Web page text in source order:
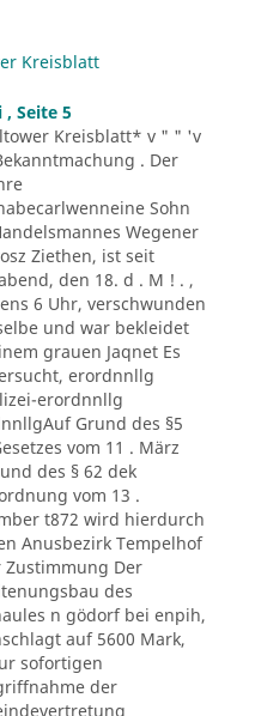
Kreisblatt
, Seite 5
Kreisblatt* v " " 'v
. Der
Sohn
Wegener
Ziethen, ist seit
den 18. d . M ! . ,
6 Uhr, verschwunden
und war bekleidet
grauen Jaqnet Es
erordnnllg
erordnnllg
Grund des §5
vom 11 . März
des § 62 dek
vom 13 .
t872 wird hierdurch
Anusbezirk Tempelhof
Zustimmung Der
des
n gödorf bei enpih,
auf 5600 Mark,
sofortigen
der